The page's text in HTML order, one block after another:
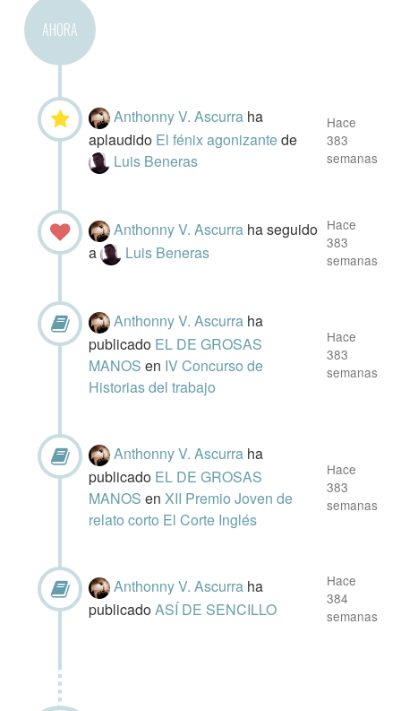
AHORA
Anthonny V. Ascurra ha
aplaudido El fénix agonizantede
Luis Beneras
Hace
383
semanas
Anthonny V. Ascurra ha seguido
a
Luis Beneras
Hace
383
semanas
Anthonny V. Ascurra ha
publicado EL DE GROSAS
MANOSen IV Concurso de
Historias del trabajo
Hace
383
semanas
Anthonny V. Ascurra ha
publicado EL DE GROSAS
MANOSenXII Premio Joven de
relato corto El Corte Inglés
Hace
383
semanas
Anthonny V. Ascurra ha
publicadoASÍ DE SENCILLO
Hace
384
semanas